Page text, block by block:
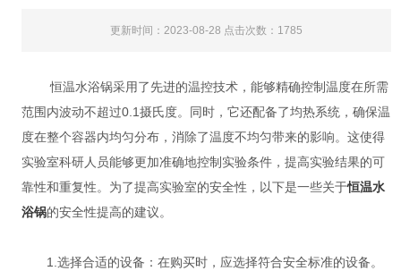
更新时间：2023-08-28 点击次数：1785
恒温水浴锅采用了先进的温控技术，能够精确控制温度在所需
范围内波动不超过0.1摄氏度。同时，它还配备了均热系统，确保温
度在整个容器内均匀分布，消除了温度不均匀带来的影响。这使得
实验室科研人员能够更加准确地控制实验条件，提高实验结果的可
靠性和重复性。为了提高实验室的安全性，以下是一些关于恒温水
浴锅的安全性提高的建议。
1.选择合适的设备：在购买时，应选择符合安全标准的设备。